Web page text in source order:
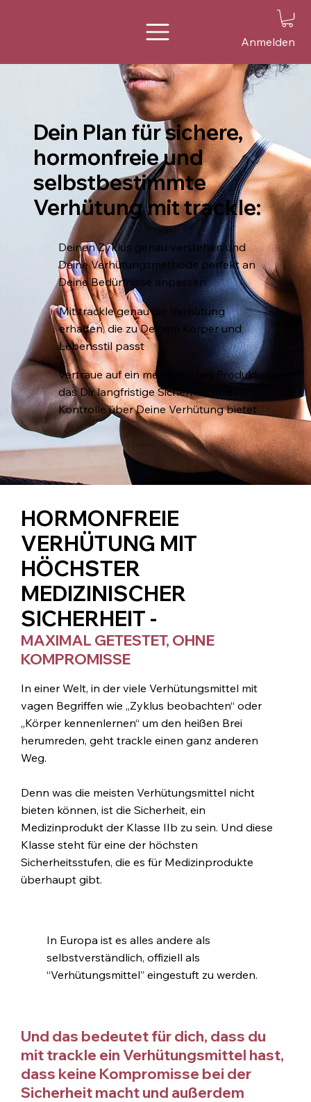
Anmelden
Dein Plan für sichere,
hormonfreie und
selbstbestimmte
Verhütung mit trackle:
Deinen Zyklus genau verstehen und
Deine Verhütungsmethode perfekt an
Deine Bedürfnisse anpassen​
Mit trackle genau die Verhütung
erhalten, die zu Deinem Körper und
Lebensstil passt​
Vertraue auf ein medizinisches Produkt,
das Dir langfristige Sicherheit und
Kontrolle über Deine Verhütung bietet​​
HORMONFREIE
VERHÜTUNG MIT
HÖCHSTER
MEDIZINISCHER
SICHERHEIT -
MAXIMAL GETESTET, OHNE
KOMPROMISSE
In einer Welt, in der viele Verhütungsmittel mit
vagen Begriffen wie „Zyklus beobachten“ oder
„Körper kennenlernen“ um den heißen Brei
herumreden, geht trackle einen ganz anderen
Weg.
Denn was die meisten Verhütungsmittel nicht
bieten können, ist die Sicherheit, ein
Medizinprodukt der Klasse IIb zu sein. Und diese
Klasse steht für eine der höchsten
Sicherheitsstufen, die es für Medizinprodukte
überhaupt gibt.
In Europa ist es alles andere als
selbstverständlich, offiziell als
“Verhütungsmittel” eingestuft zu werden.
Und das bedeutet für dich, dass du
mit trackle ein Verhütungsmittel hast,
dass keine Kompromisse bei der
Sicherheit macht und außerdem